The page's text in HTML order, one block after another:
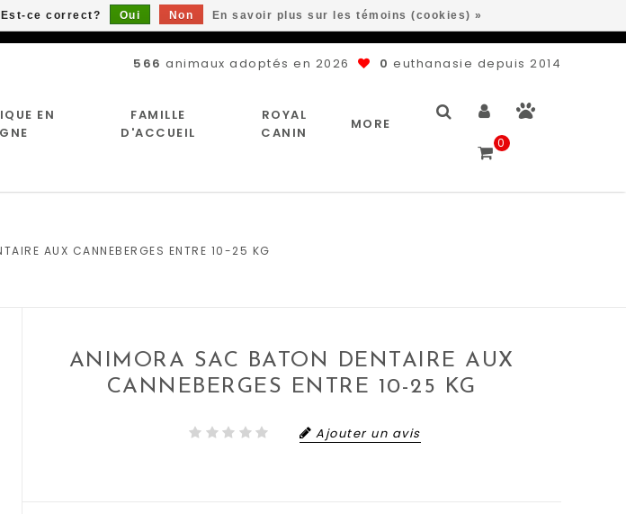
566 animaux adoptés en 2026 0 euthanasie depuis 2014
EN
FAMILLE
D'ACCUEIL
ROYAL
CANIN
MORE
0
AUX CANNEBERGES ENTRE 10-25 KG
ANIMORA SAC BATON DENTAIRE AUX
CANNEBERGES ENTRE 10-25 KG
Ajouter un avis
ce correct? Oui Non En savoir plus sur les témoins (cookies) »
à partir de 89$*